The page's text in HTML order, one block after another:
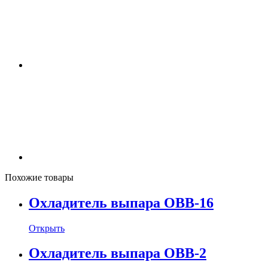
Похожие товары
Охладитель выпара ОВВ-16
Открыть
Охладитель выпара ОВВ-2